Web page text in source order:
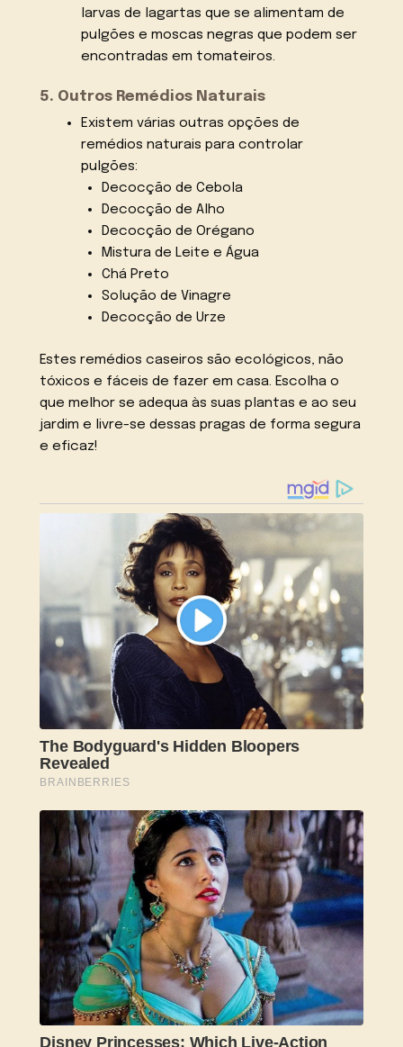
larvas de lagartas que se alimentam de
pulgões e moscas negras que podem ser
encontradas em tomateiros.
5. Outros Remédios Naturais
Existem várias outras opções de
remédios naturais para controlar
pulgões:
Decocção de Cebola
Decocção de Alho
Decocção de Orégano
Mistura de Leite e Água
Chá Preto
Solução de Vinagre
Decocção de Urze
Estes remédios caseiros são ecológicos, não
tóxicos e fáceis de fazer em casa. Escolha o
que melhor se adequa às suas plantas e ao seu
jardim e livre-se dessas pragas de forma segura
e eficaz!